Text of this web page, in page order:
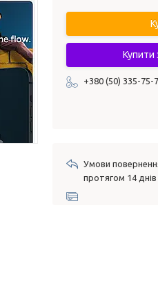
Купити
+380 (50) 335-75-
протягом 14 днів